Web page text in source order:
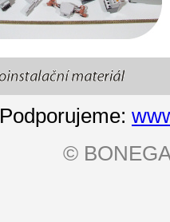
Podporujeme:
©